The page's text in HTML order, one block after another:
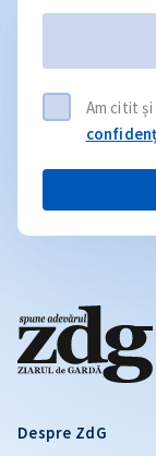
Despre ZdG
Am citit